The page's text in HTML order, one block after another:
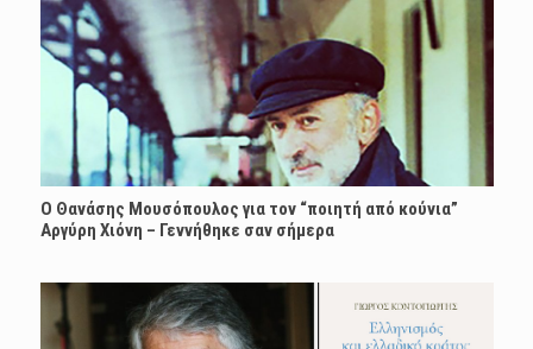
Ο Θανάσης Μουσόπουλος για τον “ποιητή από κούνια”
Αργύρη Χιόνη – Γεννήθηκε σαν σήμερα